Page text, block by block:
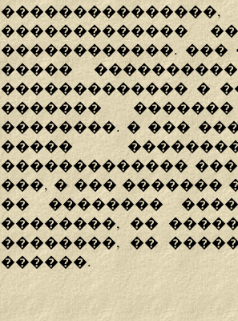
�������������
������������.
�����
������������� �
�������
��������. � ���
�����
�������������
���, � ��� �������
�� ��������
��������, ��
��������, ��
������.